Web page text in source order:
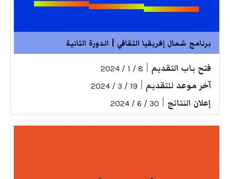
برنامج شمال إفريقيا الثقافي | الدورة الثانية
فتح باب التقديم 8 / 1 / 2024
آخر موعد للتقديم 19 / 3 / 2024
إعلان النتائج 30 / 6 / 2024